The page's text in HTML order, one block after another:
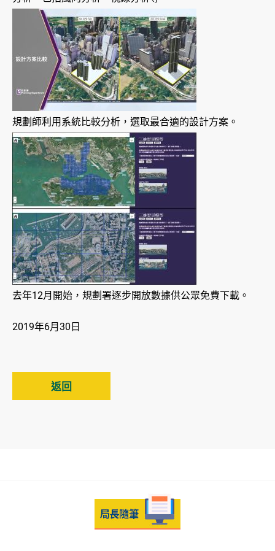
規劃師利用系統比較分析，選取最合適的設計方案。
去年12月開始，規劃署逐步開放數據供公眾免費下載。
2019年6月30日
返回